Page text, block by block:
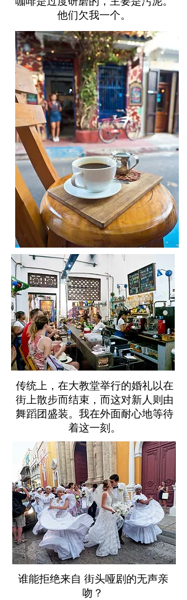
他们欠我一个。
传统上，在大教堂举行的婚礼以在
街上散步而结束，而这对新人则由
舞蹈团盛装。我在外面耐心地等待
着这一刻。
谁能拒绝来自 街头哑剧的无声亲
吻？